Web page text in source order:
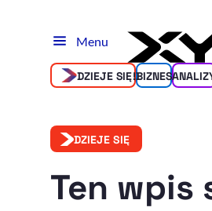
Menu
DZIEJE SIĘ!BIZNES
DZIEJE SIĘ
Ten wpis